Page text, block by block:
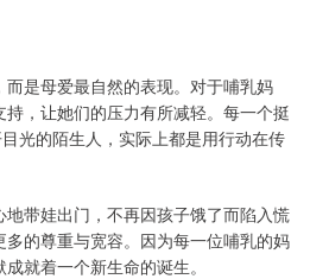
是母爱最自然的表现。对于哺乳妈
，让她们的压力有所减轻。每一个挺
光的陌生人，实际上都是用行动在传
带娃出门，不再因孩子饿了而陷入慌
的尊重与宽容。因为每一位哺乳的妈
就着一个新生命的诞生。